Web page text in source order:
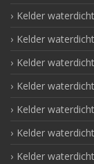
Kelder
Kelder
Kelder
Kelder
Kelder
Kelder
Kelder